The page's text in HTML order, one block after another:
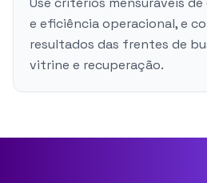
e eficiência operacional, e
resultados das frentes de
vitrine e recuperação.